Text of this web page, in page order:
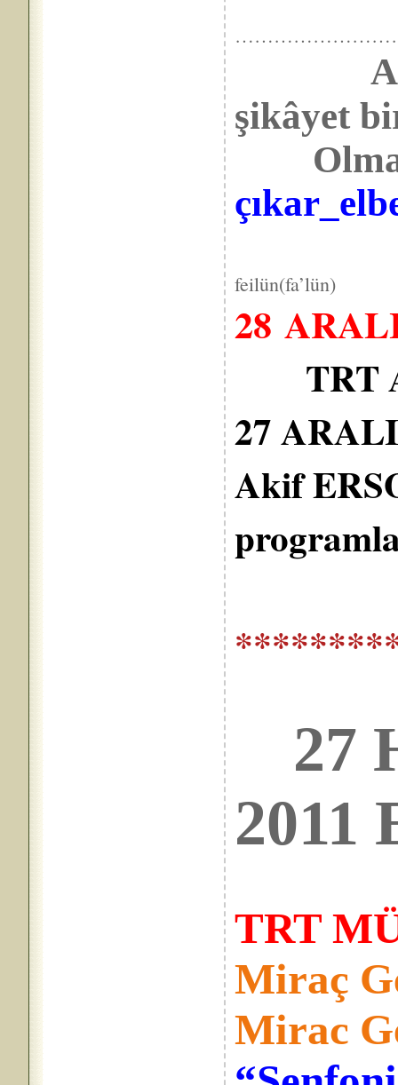
şikâyet
Olma
feilün(fa’lün)
28
TRT
27
Akif
27
2011
TRT
Miraç
Mirac